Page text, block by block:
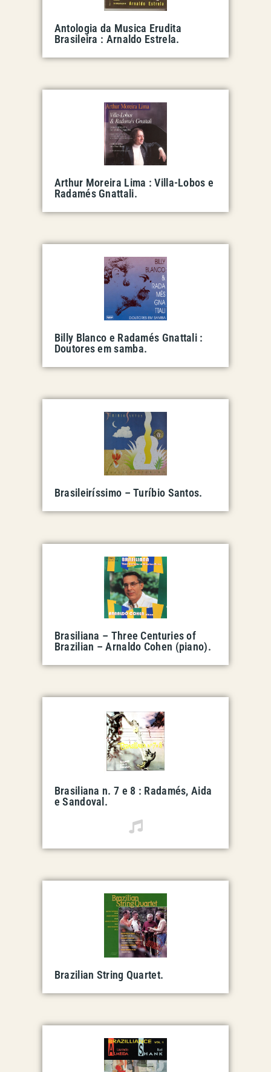
Antologia da Musica Erudita
Brasileira : Arnaldo Estrela.
Arthur Moreira Lima : Villa-Lobos e
Radamés Gnattali.
Billy Blanco e Radamés Gnattali :
Doutores em samba.
Brasileiríssimo – Turíbio Santos.
Brasiliana – Three Centuries of
Brazilian – Arnaldo Cohen (piano).
Brasiliana n. 7 e 8 : Radamés, Aida
e Sandoval.
Brazilian String Quartet.